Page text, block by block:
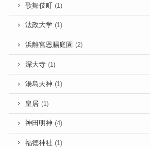
歌舞伎町 (1)
法政大学 (1)
浜離宮恩賜庭園 (2)
深大寺 (1)
湯島天神 (1)
皇居 (1)
神田明神 (4)
福徳神社 (1)